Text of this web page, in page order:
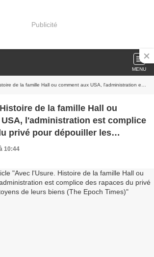
Publicité
MENU
ou comment aux USA, l'administration est complice des rapaces du privé pour dépouiller les citoyens de leurs biens (The Epoch Times)
de la famille Hall ou
l'administration est complice
biens (The Epoch Times)
10:44